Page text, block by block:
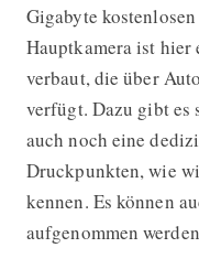
Gigabyte
Hauptkamera ist
verbaut, die über
verfügt. Dazu gibt es
auch noch eine
Druckpunkten, wie
kennen. Es können
aufgenommen